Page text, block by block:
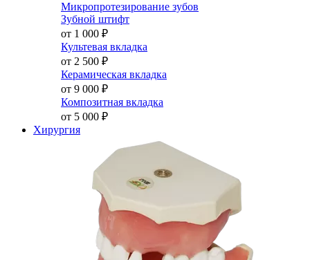
Микропротезирование зубов
Зубной штифт
от 1 000 ₽
Культевая вкладка
от 2 500 ₽
Керамическая вкладка
от 9 000 ₽
Композитная вкладка
от 5 000 ₽
Хирургия